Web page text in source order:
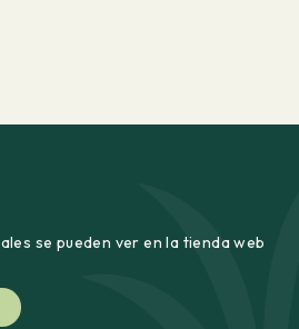
se pueden ver en la tienda web